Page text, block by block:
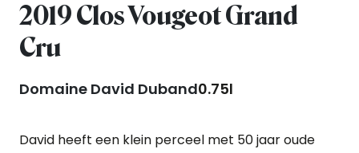
2019 Clos Vougeot Grand
Cru
Domaine David Duband0.75l
David heeft een klein perceel met 50 jaar oude